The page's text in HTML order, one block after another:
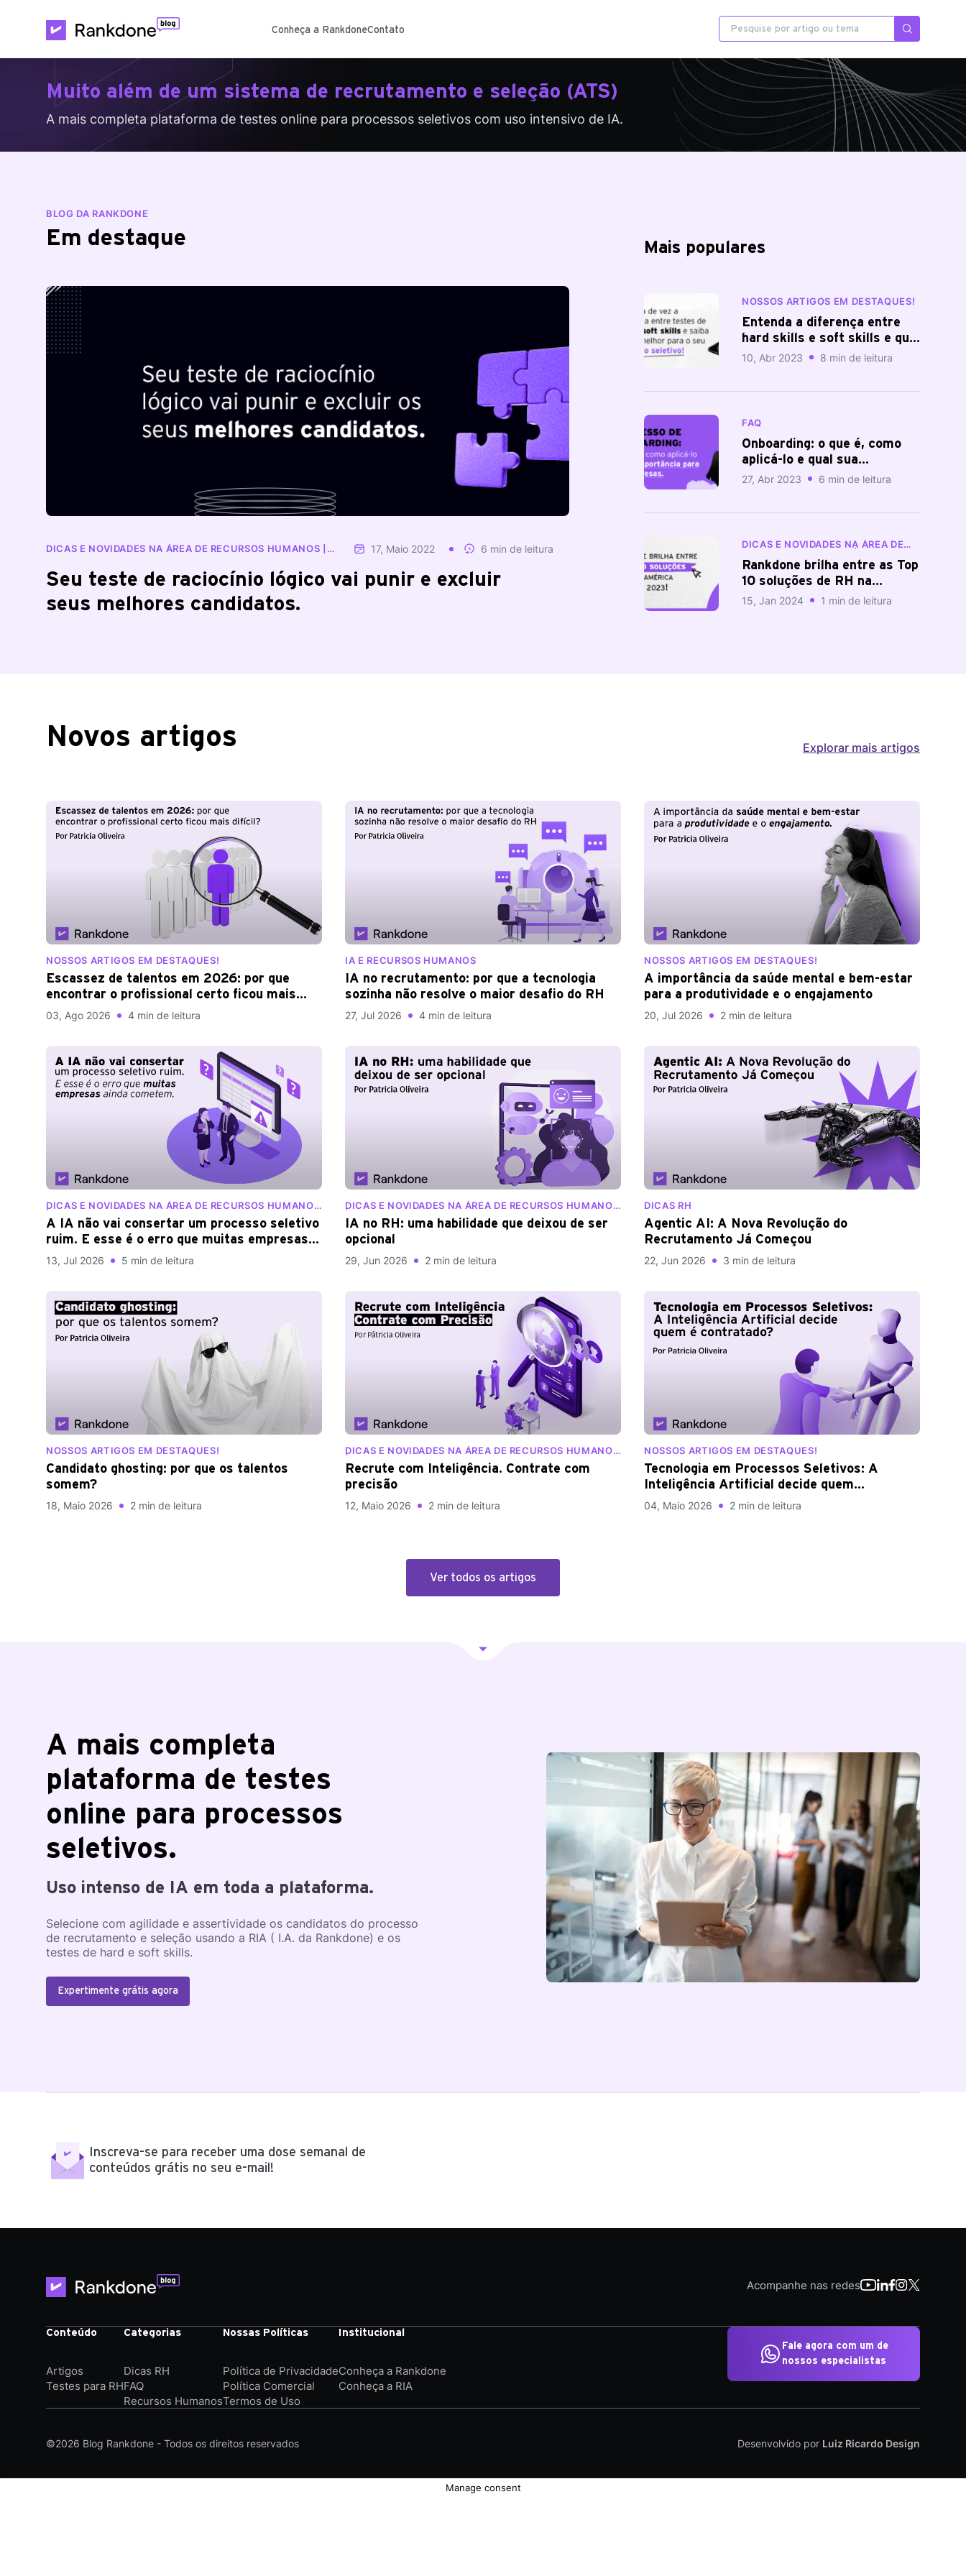
Conheça a RankdoneContato
Muito além de um sistema de recrutamento e seleção (ATS)
A mais completa plataforma de testes online para processos seletivos com uso intensivo de IA.
BLOG DA RANKDONE
Em destaque
DICAS E NOVIDADES NA ÁREA DE RECURSOS HUMANOS |
17, Maio 2022 6 min de leitura
Seu teste de raciocínio lógico vai punir e excluir
seus melhores candidatos.
Mais populares
NOSSOS ARTIGOS EM DESTAQUES!
Entenda a diferença entre
hard skills e soft skills e qual
utilizar no seu processo
10, Abr 2023 8 min de leitura
FAQ
Onboarding: o que é, como
aplicá-lo e qual sua
importância para uma
27, Abr 2023 6 min de leitura
DICAS E NOVIDADES NA ÁREA DE
RECURSOS HUMANOS | BLOG
RANKDONE
Rankdone brilha entre as Top
10 soluções de RH na
América Latina em 2023.
15, Jan 2024 1 min de leitura
Novos artigos Explorar mais artigos
NOSSOS ARTIGOS EM DESTAQUES!
Escassez de talentos em 2026: por que
encontrar o profissional certo ficou mais
difícil?
03, Ago 2026 4 min de leitura
IA E RECURSOS HUMANOS
IA no recrutamento: por que a tecnologia
sozinha não resolve o maior desafio do RH
27, Jul 2026 4 min de leitura
NOSSOS ARTIGOS EM DESTAQUES!
A importância da saúde mental e bem-estar
para a produtividade e o engajamento
20, Jul 2026 2 min de leitura
DICAS E NOVIDADES NA ÁREA DE RECURSOS HUMANOS
A IA não vai consertar um processo seletivo
ruim. E esse é o erro que muitas empresas
ainda cometem
13, Jul 2026 5 min de leitura
DICAS E NOVIDADES NA ÁREA DE RECURSOS HUMANOS
IA no RH: uma habilidade que deixou de ser
opcional
29, Jun 2026 2 min de leitura
DICAS RH
Agentic AI: A Nova Revolução do
Recrutamento Já Começou
22, Jun 2026 3 min de leitura
NOSSOS ARTIGOS EM DESTAQUES!
Candidato ghosting: por que os talentos
somem?
18, Maio 2026 2 min de leitura
DICAS E NOVIDADES NA ÁREA DE RECURSOS HUMANOS
Recrute com Inteligência. Contrate com
precisão
12, Maio 2026 2 min de leitura
NOSSOS ARTIGOS EM DESTAQUES!
Tecnologia em Processos Seletivos: A
Inteligência Artificial decide quem
écontratado?
04, Maio 2026 2 min de leitura
Ver todos os artigos
A mais completa
plataforma de testes
online para processos
seletivos.
Uso intenso de IA em toda a plataforma.
Selecione com agilidade e assertividade os candidatos do processo
de recrutamento e seleção usando a RIA ( I.A. da Rankdone) e os
testes de hard e soft skills.
Expertimente grátis agora
Inscreva-se para receber uma dose semanal de
conteúdos grátis no seu e-mail!
Acompanhe nas redes
Conteúdo
Artigos
Testes para RH
Categorias
Dicas RH
FAQ
Recursos Humanos
Nossas Políticas
Política de Privacidade
Política Comercial
Termos de Uso
Institucional
Conheça a Rankdone
Conheça a RIA
Fale agora com um de
nossos especialistas
©2026 Blog Rankdone - Todos os direitos reservados Desenvolvido por Luiz Ricardo Design
Manage consent